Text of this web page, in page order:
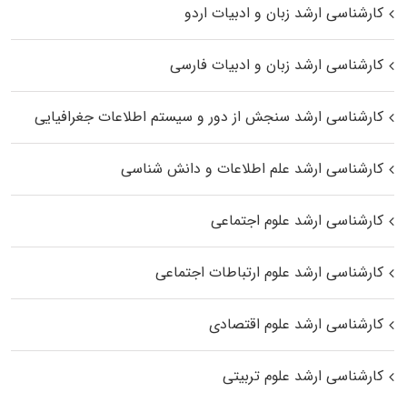
کارشناسی ارشد زبان و ادبیات اردو
کارشناسی ارشد زبان و ادبیات فارسی
کارشناسی ارشد سنجش از دور و سیستم اطلاعات جغرافیایی
کارشناسی ارشد علم اطلاعات و دانش شناسی
کارشناسی ارشد علوم اجتماعی
کارشناسی ارشد علوم ارتباطات اجتماعی
کارشناسی ارشد علوم اقتصادی
کارشناسی ارشد علوم تربیتی